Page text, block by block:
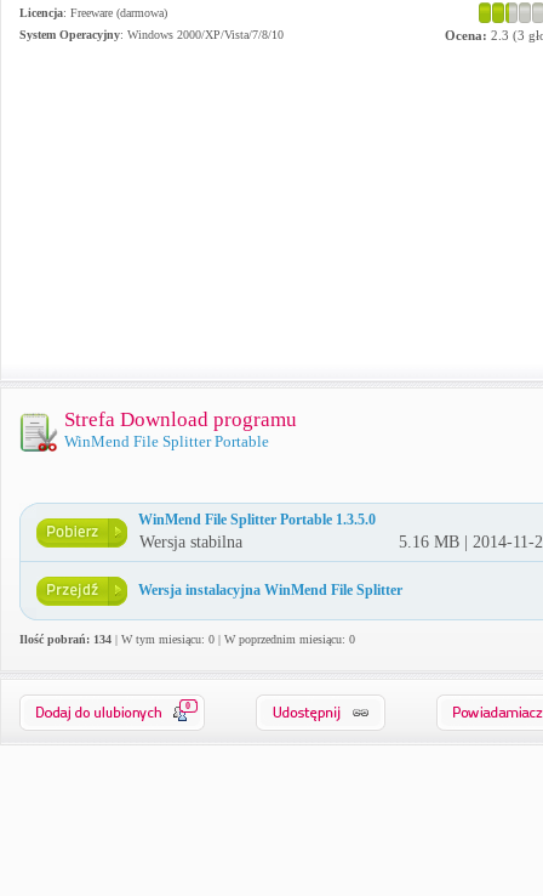
Licencja: Freeware (darmowa)
System Operacyjny: Windows 2000/XP/Vista/7/8/10 Ocena: 2.3 (3
Strefa Download programu
WinMend File Splitter Portable
WinMend File Splitter Portable 1.3.5.0
Wersja stabilna 5.16 MB | 2014-11-
Wersja instalacyjna WinMend File Splitter
Ilość pobrań: 134 | W tym miesiącu: 0 | W poprzednim miesiącu: 0
0